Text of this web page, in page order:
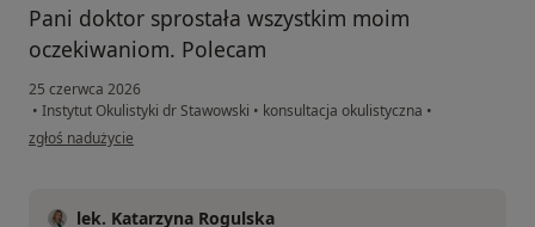
Pani doktor sprostała wszystkim moim
oczekiwaniom. Polecam
25 czerwca 2026
• Instytut Okulistyki dr Stawowski • konsultacja okulistyczna •
w opinii użytkownika Amelia
zgłoś nadużycie
lek. Katarzyna Rogulska